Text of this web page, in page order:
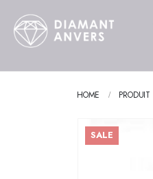
HOME PRODUIT
SALE